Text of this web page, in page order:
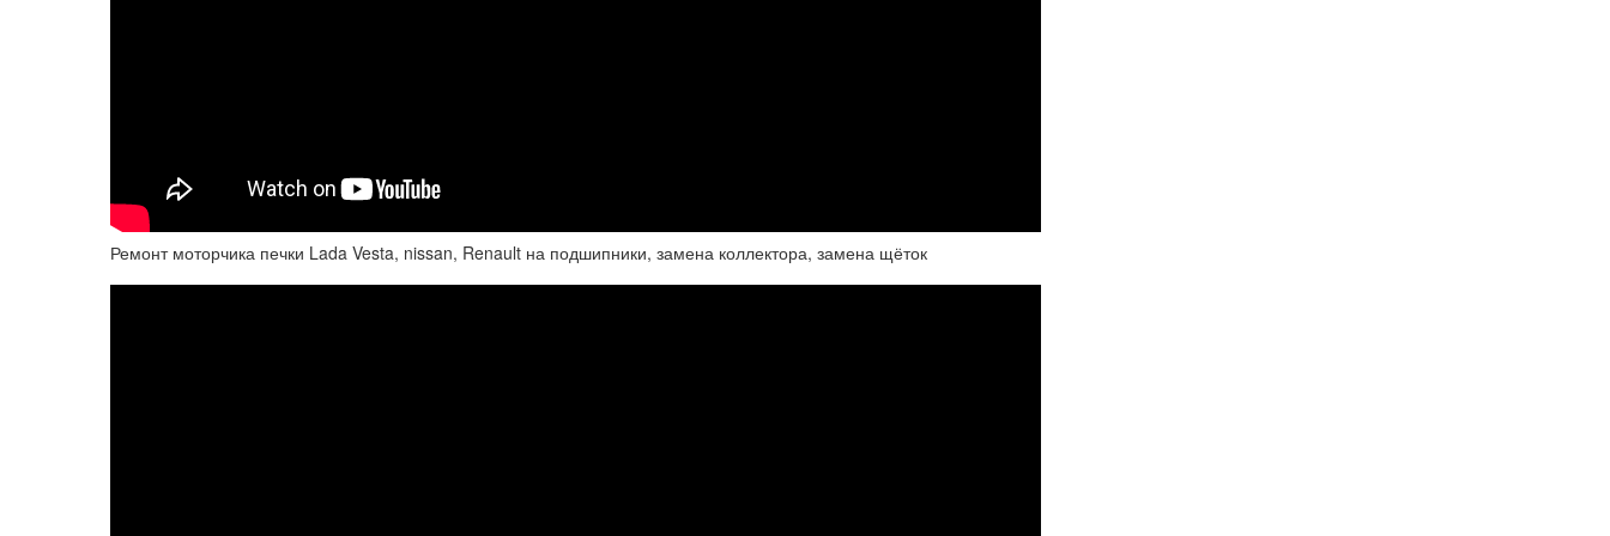
Ремонт моторчика печки Lada Vesta, nissan, Renault на подшипники, замена коллектора, замена щёток